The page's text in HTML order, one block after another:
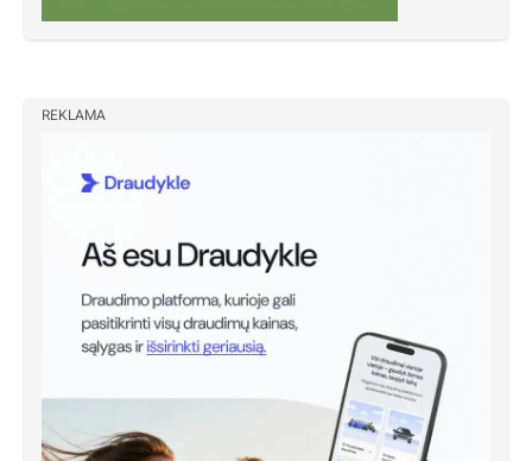
REKLAMA